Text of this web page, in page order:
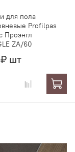
для пола
Profilpas
Проэнгл
ZA/60
шт